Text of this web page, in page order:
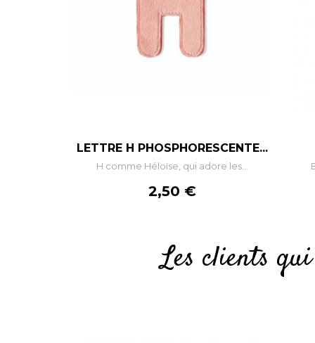
LETTRE H PHOSPHORESCENTE...
H comme Héloïse, qui adore les...
Prix
2,50 €
– +
Les clients